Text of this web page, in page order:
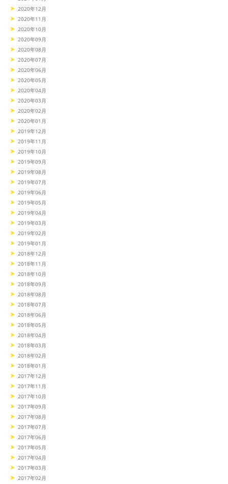
2020年12月
2020年11月
2020年10月
2020年09月
2020年08月
2020年07月
2020年06月
2020年05月
2020年04月
2020年03月
2020年02月
2020年01月
2019年12月
2019年11月
2019年10月
2019年09月
2019年08月
2019年07月
2019年06月
2019年05月
2019年04月
2019年03月
2019年02月
2019年01月
2018年12月
2018年11月
2018年10月
2018年09月
2018年08月
2018年07月
2018年06月
2018年05月
2018年04月
2018年03月
2018年02月
2018年01月
2017年12月
2017年11月
2017年10月
2017年09月
2017年08月
2017年07月
2017年06月
2017年05月
2017年04月
2017年03月
2017年02月